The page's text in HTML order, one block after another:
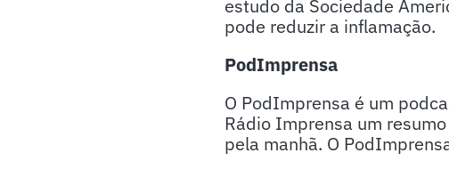
estudo da Sociedade
pode reduzir a inflamação.
PodImprensa
O PodImprensa é um
Rádio Imprensa um
pela manhã. O